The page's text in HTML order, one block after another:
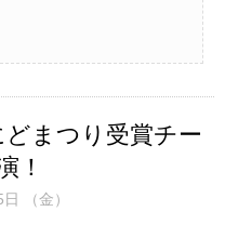
まつり受賞チー
！
日 （金）